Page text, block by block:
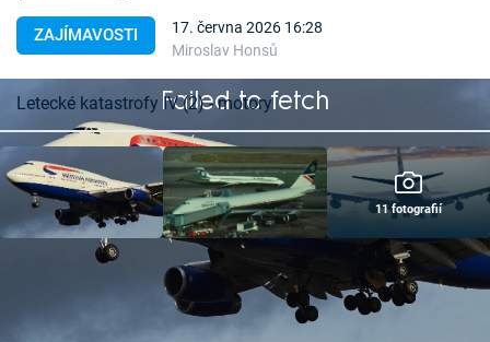
Témata
Témata
Pořady
TV Program
Časopis
Sledujte prima+
ZAJÍMAVOSTI
17. června 2026 16:28
Miroslav Honsů
Failed to fetch
Letecké katastrofy IV (2) - motory
11 fotografií
Vysoko nad Indickým oceánem se v noci 24.
června 1982 kabinou letadla Boeing 747-200